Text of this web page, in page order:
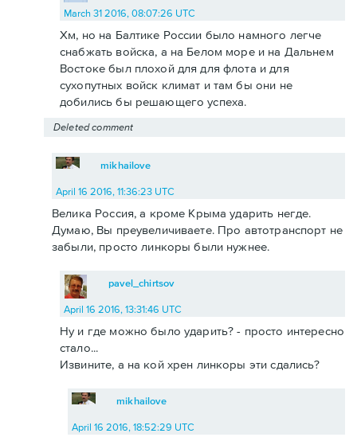
March 31 2016, 08:07:26 UTC
Хм, но на Балтике России было намного легче
снабжать войска, а на Белом море и на Дальнем
Востоке был плохой для для флота и для
сухопутных войск климат и там бы они не
добились бы решающего успеха.
Deleted comment
mikhailove
April 16 2016, 11:36:23 UTC
Велика Россия, а кроме Крыма ударить негде.
Думаю, Вы преувеличиваете. Про автотранспорт не
забыли, просто линкоры были нужнее.
pavel_chirtsov
April 16 2016, 13:31:46 UTC
Ну и где можно было ударить? - просто интересно
стало...
Извините, а на кой хрен линкоры эти сдались?
mikhailove
April 16 2016, 18:52:29 UTC